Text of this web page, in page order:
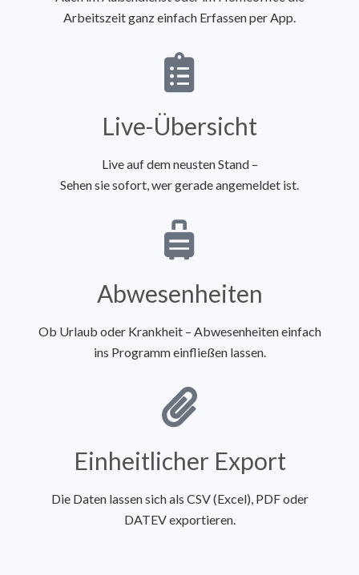
Arbeitszeit ganz einfach Erfassen per App.
Live-Übersicht
Live auf dem neusten Stand –
Sehen sie sofort, wer gerade angemeldet ist.
Abwesenheiten
Ob Urlaub oder Krankheit – Abwesenheiten einfach
ins Programm einfließen lassen.
Einheitlicher Export
Die Daten lassen sich als CSV (Excel), PDF oder
DATEV exportieren.